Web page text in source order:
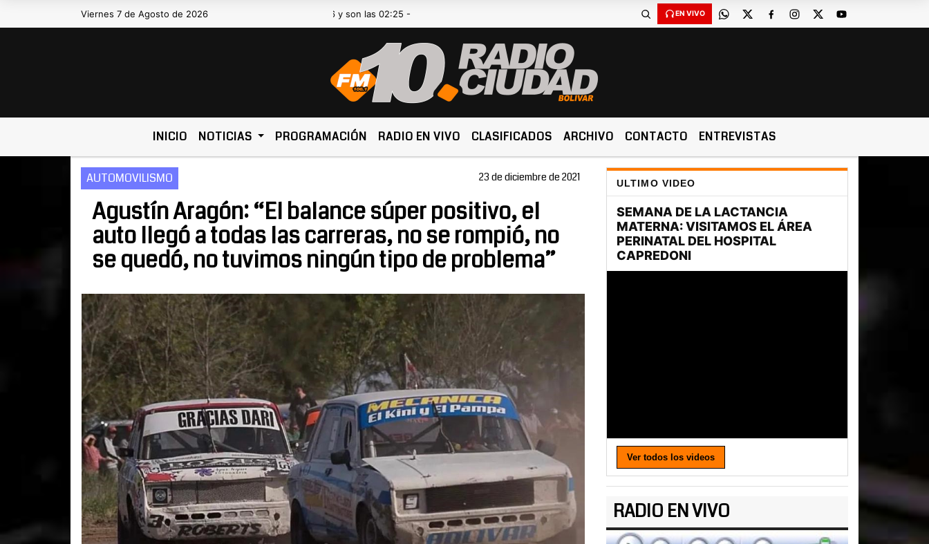
Viernes 7 de Agosto de 2026
Hoy es Viernes 7 de Agosto de 2026 y son las 02:25 - EN VIVO
INICIO NOTICIAS PROGRAMACIÓN RADIO EN VIVO CLASIFICADOS ARCHIVO CONTACTO ENTREVISTAS
AUTOMOVILISMO 23 de diciembre de 2021
Agustín Aragón: “El balance súper positivo, el
auto llegó a todas las carreras, no se rompió, no
se quedó, no tuvimos ningún tipo de problema”
ULTIMO VIDEO
Ver todos los videos
RADIO EN VIVO